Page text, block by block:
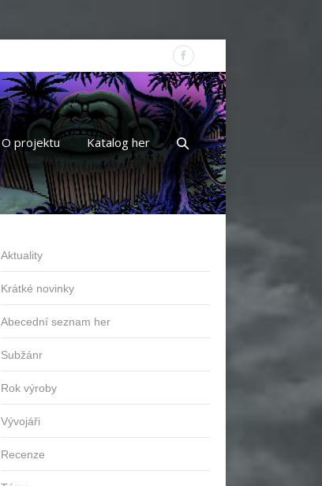
O projektu Katalog her
Aktuality
Krátké novinky
Abecední seznam her
Subžánr
Rok výroby
Vývojáři
Recenze